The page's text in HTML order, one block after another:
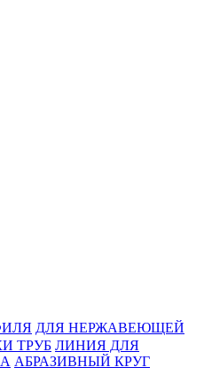
ДЛЯ НЕРЖАВЕЮЩЕЙ
ТРУБ ЛИНИЯ ДЛЯ
АБРАЗИВНЫЙ КРУГ